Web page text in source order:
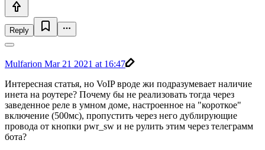
Reply
Mulfarion Mar 21 2021 at 16:47
Интересная статья, но VoIP вроде жи подразумевает наличие
инета на роутере? Почему бы не реализовать тогда через
заведенное реле в умном доме, настроенное на "короткое"
включение (500мс), пропустить через него дублирующие
провода от кнопки pwr_sw и не рулить этим через телеграмм
бота?